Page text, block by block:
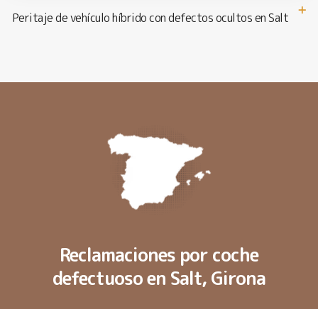
Peritaje de vehículo híbrido con defectos ocultos en Salt
Reclamaciones por coche
defectuoso en Salt, Girona